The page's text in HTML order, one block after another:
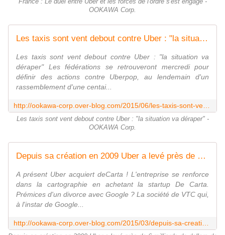
France : Le duel entre Uber et les forces de l'ordre s'est engagé -
OOKAWA Corp.
Les taxis sont vent debout contre Uber : "la situation va déraper" - OOKAWA Corp.
Les taxis sont vent debout contre Uber : "la situation va
déraper" Les fédérations se retrouveront mercredi pour
définir des actions contre Uberpop, au lendemain d'un
rassemblement d'une centai...
Les taxis sont vent debout contre Uber : "la situation va déraper" -
OOKAWA Corp.
Depuis sa création en 2009 Uber a levé près de 6 milliards de dollars de fonds - OOKAWA Corp.
A présent Uber acquiert deCarta ! L'entreprise se renforce
dans la cartographie en achetant la startup De Carta.
Prémices d'un divorce avec Google ? La société de VTC qui,
à l'instar de Google...